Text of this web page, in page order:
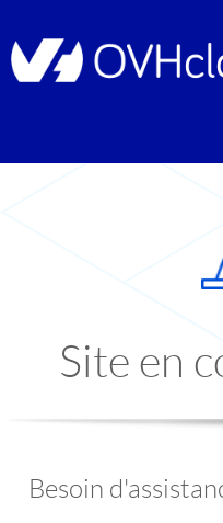
Site en
Besoin